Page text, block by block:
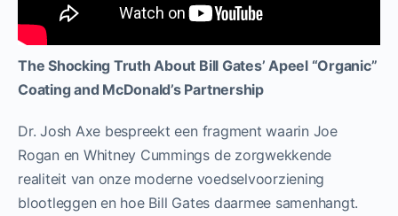
The Shocking Truth About Bill Gates’ Apeel “Organic”
Coating and McDonald’s Partnership
Dr. Josh Axe bespreekt een fragment waarin Joe
Rogan en Whitney Cummings de zorgwekkende
realiteit van onze moderne voedselvoorziening
blootleggen en hoe Bill Gates daarmee samenhangt.